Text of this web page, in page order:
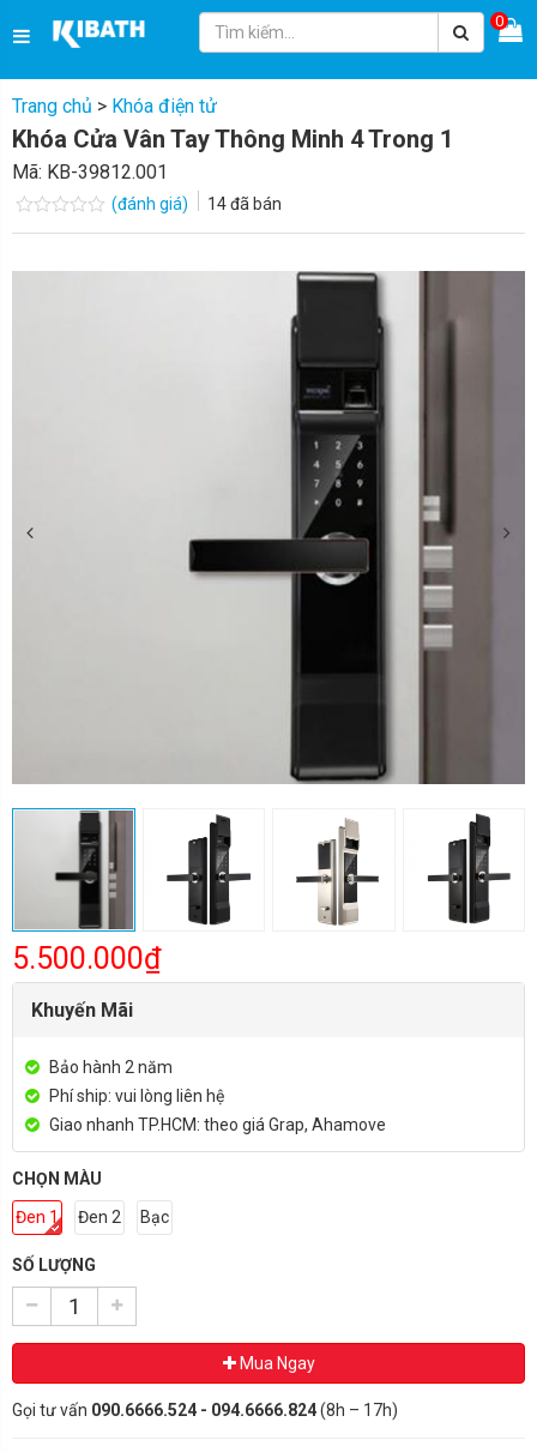
0
Trang chủ > Khóa điện tử
Khóa Cửa Vân Tay Thông Minh 4 Trong 1
Mã: KB-39812.001
Được
(đánh giá) 14đã bán
5.500.000₫
Khuyến Mãi
Bảo hành 2 năm
Phí ship: vui lòng liên hệ
Giao nhanh TP.HCM: theo giá Grap, Ahamove
CHỌN MÀU
Đen 1
Đen 2 Bạc
SỐ LƯỢNG
Mua Ngay
Gọi tư vấn 090.6666.524 - 094.6666.824(8h – 17h)